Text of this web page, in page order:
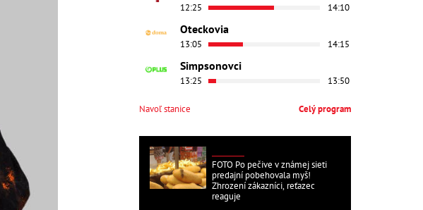
12:25 14:10
Oteckovia
13:05 14:15
Simpsonovci
13:25 13:50
Navoľ stanice Celý program
FOTO Po pečive v známej sieti
predajní pobehovala myš!
Zhrození zákazníci, reťazec
reaguje